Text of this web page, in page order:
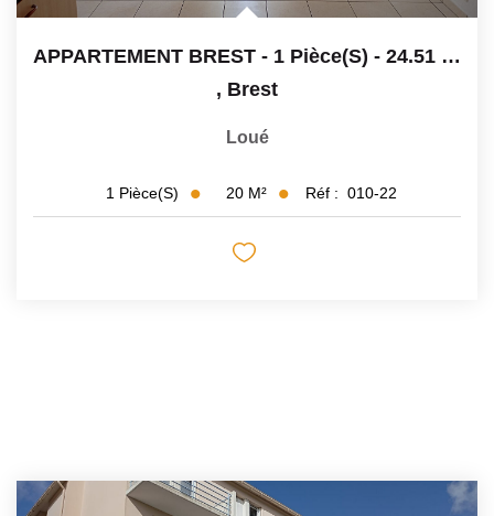
APPARTEMENT BREST - 1 Pièce(s) - 24.51 M2
, Brest
Loué
1 Pièce(s) 20 M² Réf : 010-22